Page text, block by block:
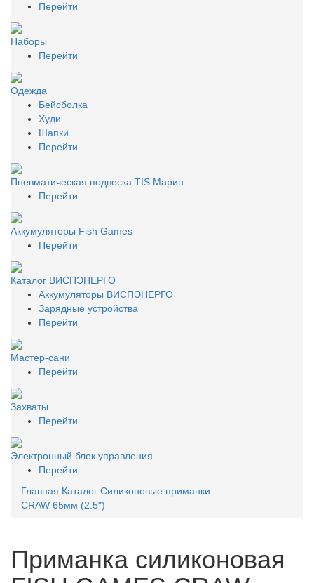
Перейти
Наборы
Перейти
Одежда
Бейсболка
Худи
Шапки
Перейти
Пневматическая подвеска TIS Марин
Перейти
Аккумуляторы Fish Games
Перейти
Каталог ВИСПЭНЕРГО
Аккумуляторы ВИСПЭНЕРГО
Зарядные устройства
Перейти
Мастер-сани
Перейти
Захваты
Перейти
Электронный блок управления
Перейти
Главная Каталог Силиконовые приманки
CRAW 65мм (2.5")
Приманка силиконовая